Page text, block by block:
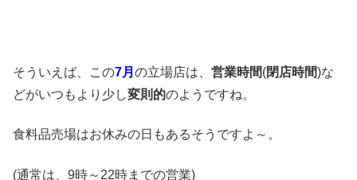
そういえば、この7月 の立場店は、 営業時間(閉店時間)な
どがいつもより少し変則的のようですね。
食料品売場はお休みの日もあるそうですよ～。
(通常は、9時～22時までの営業)